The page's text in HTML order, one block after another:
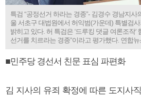
특검 “공정선거 하라는 경종”- 김경수 경남지사
울 서초구 대법원에서 허익범(가운데) 특별검
밝히고 있다. 허 특검은 ‘드루킹 댓글 여론조작’
선거를 치르라는 경종”이라고 평가했다. 연합뉴
■민주당 경선서 친문 표심 파편화
김 지사의 유죄 확정에 따른 도지사